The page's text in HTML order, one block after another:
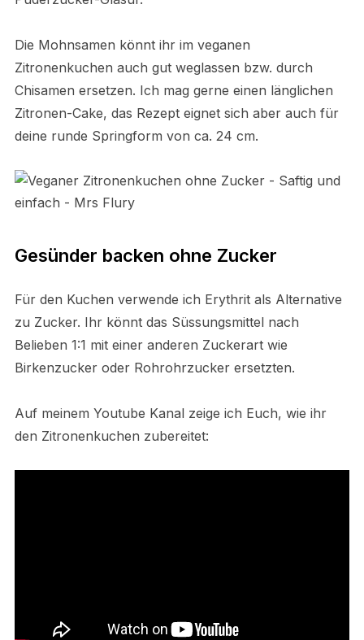
Die Mohnsamen könnt ihr im veganen
Zitronenkuchen auch gut weglassen bzw. durch
Chisamen ersetzen. Ich mag gerne einen länglichen
Zitronen-Cake, das Rezept eignet sich aber auch für
deine runde Springform von ca. 24 cm.
Gesünder backen ohne Zucker
Für den Kuchen verwende ich Erythrit als Alternative
zu Zucker. Ihr könnt das Süssungsmittel nach
Belieben 1:1 mit einer anderen Zuckerart wie
Birkenzucker oder Rohrohrzucker ersetzten.
Auf meinem Youtube Kanal zeige ich Euch, wie ihr
den Zitronenkuchen zubereitet: